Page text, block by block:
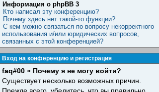
Информация о phpBB 3
Кто написал эту конференцию?
Почему здесь нет такой-то функции?
С кем можно связаться по вопросу некорректного
использования и/или юридических вопросов,
связанных с этой конференцией?
Вход на конференцию и регистрация
faq#00 » Почему я не могу войти?
Существует несколько возможных причин.